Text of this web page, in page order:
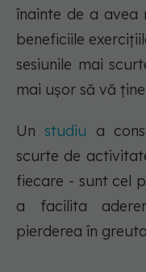
înainte de a avea
beneficiile
sesiunile mai
mai ușor să vă
Unstudiu a
scurte de
fiecare - sunt cel
a facilita
pierderea în